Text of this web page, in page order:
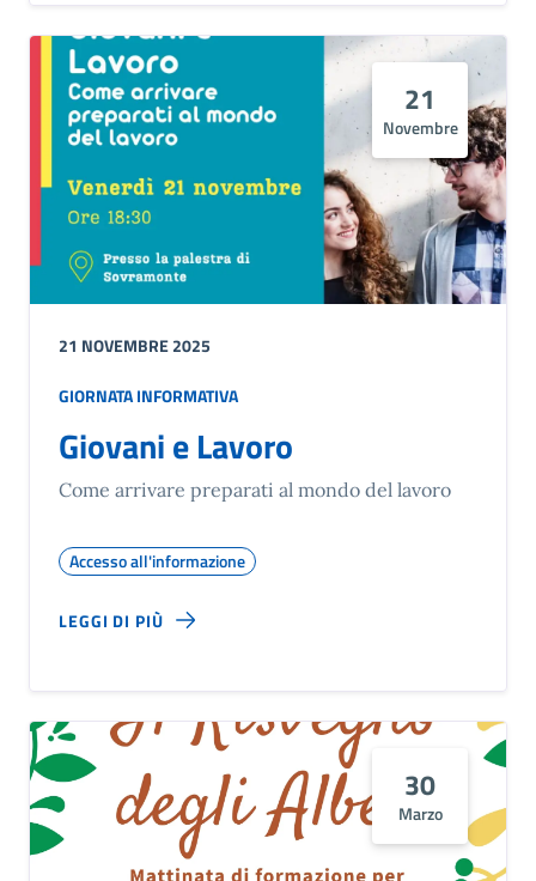
21
Novembre
21 NOVEMBRE 2025
GIORNATA INFORMATIVA
Giovani e Lavoro
Come arrivare preparati al mondo del lavoro
Accesso all'informazione
LEGGI DI PIÙ
30
Marzo